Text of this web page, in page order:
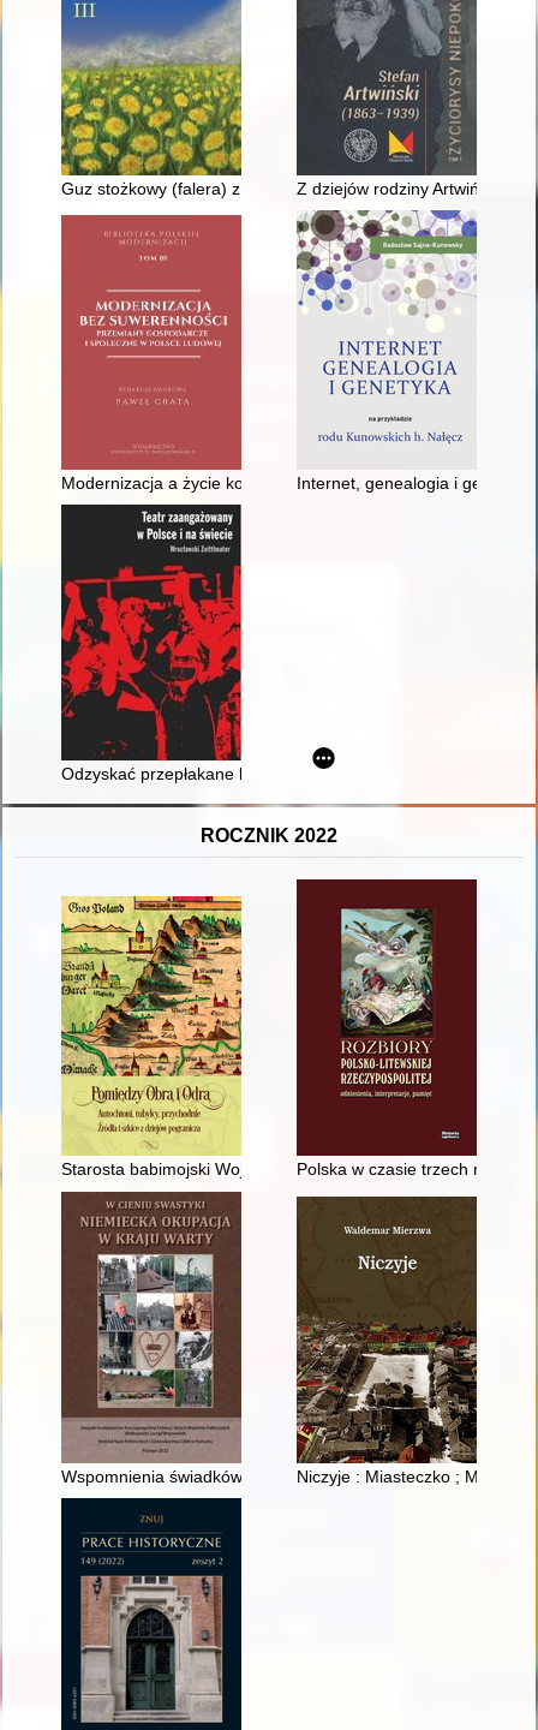
Guz stożkowy (falera) z Augustowa a problematyka
Z dziejów rodziny Artwińskich :
Modernizacja a życie kobiet : przemiany małżeństwa i
Internet, genealogia i genetyka
Odzyskać przepłakane lata : Gdańskie teatry Jedynka i Tako
ROCZNIK 2022
Starosta babimojski Wojciech Suczka (1410?-1413)
Polska w czasie trzech
Wspomnienia świadków wojny z Poznania i innych rejonów
Niczyje : Miasteczko ;